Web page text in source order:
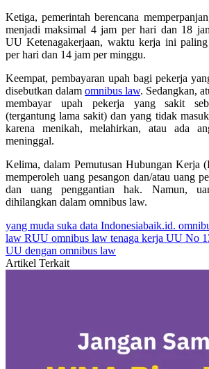
Ketiga, pemerintah berencana
menjadi maksimal 4 jam per hari dan 18
UU Ketenagakerjaan, waktu kerja ini
per hari dan 14 jam per minggu.
Keempat, pembayaran upah bagi pekerja
disebutkan dalam omnibus law. Sedangkan,
membayar upah pekerja yang sakit
(tergantung lama sakit) dan yang tidak
karena menikah, melahirkan, atau ada
meninggal.
Kelima, dalam Pemutusan Hubungan Kerja
memperoleh uang pesangon dan/atau uang
dan uang penggantian hak. Namun,
dihilangkan dalam omnibus law.
yang muda suka data Indonesiabaik.id.
law RUU omnibus law tenaga kerja UU No
UU dengan omnibus law
Artikel Terkait